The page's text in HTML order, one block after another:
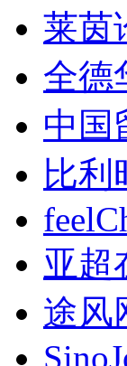
莱茵
全德
中国
比利
亚超
途风